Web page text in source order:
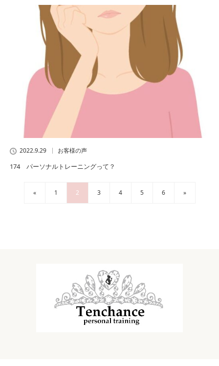
2022.9.29 お客様の声
174 パーソナルトレーニングって？
« 1 2 3 4 5 6 »